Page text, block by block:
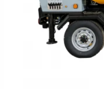
ACCESORII
Accesorii de
Huse si